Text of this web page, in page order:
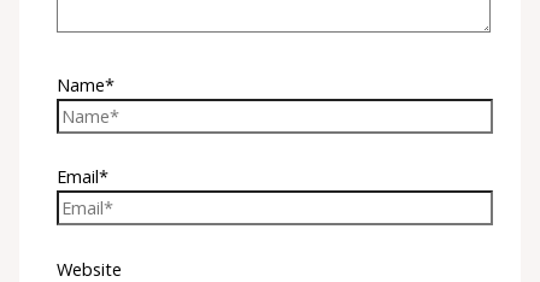
Name*
Email*
Website